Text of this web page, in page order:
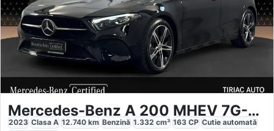
Mercedes-Benz A 200 MHEV 7G-DCT
2023 Clasa A 12.740 km Benzină 1.332 cm³ 163 CP Cutie automată